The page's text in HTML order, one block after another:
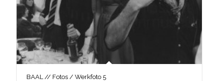
BAAL // Fotos / Werkfoto 5